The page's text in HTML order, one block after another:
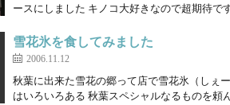
ースにしました キノコ大好きなので超期待で
雪花氷を食してみました
2006.11.12
秋葉に出来た雪花の郷って店で雪花氷（しぇ
はいろいろある 秋葉スペシャルなるものを頼